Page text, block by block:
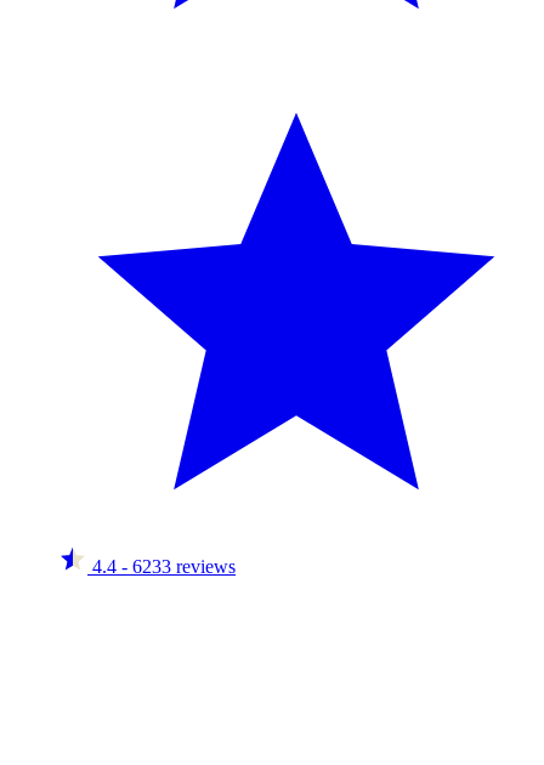
4.4 - 6233 reviews